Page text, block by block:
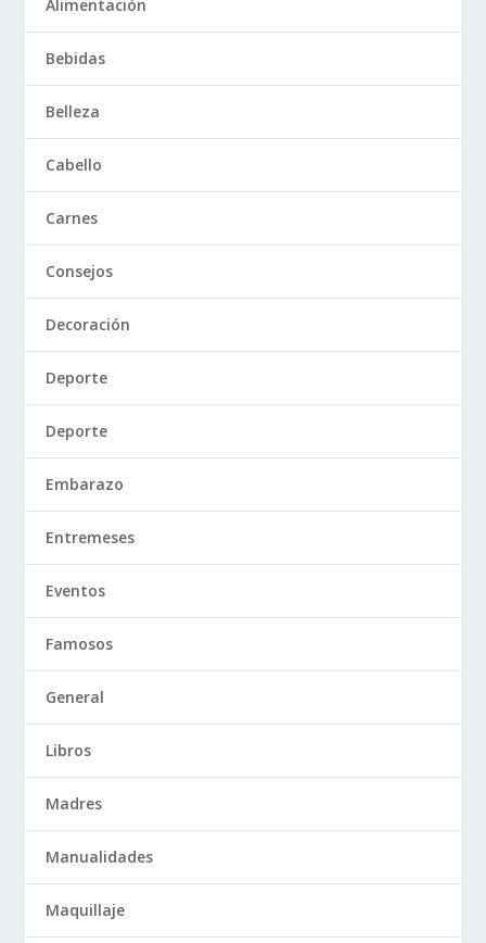
Alimentación
Bebidas
Belleza
Cabello
Carnes
Consejos
Decoración
Deporte
Deporte
Embarazo
Entremeses
Eventos
Famosos
General
Libros
Madres
Manualidades
Maquillaje